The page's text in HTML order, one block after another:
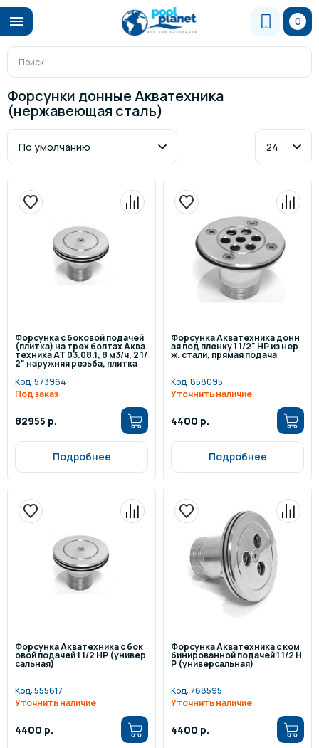
0
Форсунки донные Акватехника
(нержавеющая сталь)
Форсунка с боковой подачей
(плитка) на трех болтах Аква
техника АТ 03.08.1, 8 м3/ч, 2 1/
2" наружняя резьба, плитка
Код:573964
Под заказ
82955 р.
Подробнее
Форсунка Акватехника донн
ая под пленку 1 1/2" НР из нер
ж. стали, прямая подача
Код:858095
Уточнить наличие
4400 р.
Подробнее
Форсунка Акватехника с бок
овой подачей 1 1/2 НР (универ
сальная)
Код:555617
Уточнить наличие
4400 р.
Форсунка Акватехника с ком
бинированной подачей 1 1/2 Н
Р (универсальная)
Код: 768595
Уточнить наличие
4400 р.